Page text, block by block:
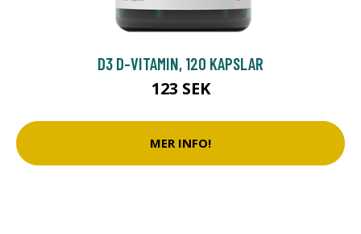
D3 D-VITAMIN, 120 KAPSLAR
123 SEK
MER INFO!